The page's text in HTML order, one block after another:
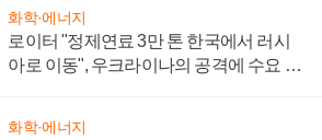
화학·에너지
로이터 "정제연료 3만 톤 한국에서 러시
아로 이동", 우크라이나의 공격에 수요 늘
화학·에너지